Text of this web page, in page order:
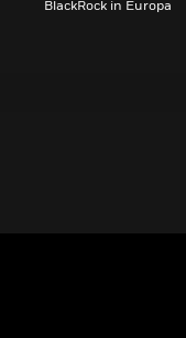
BlackRock in Europa